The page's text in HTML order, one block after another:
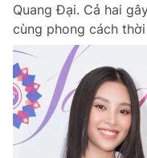
Quang Đại. Cả hai
cùng phong cách